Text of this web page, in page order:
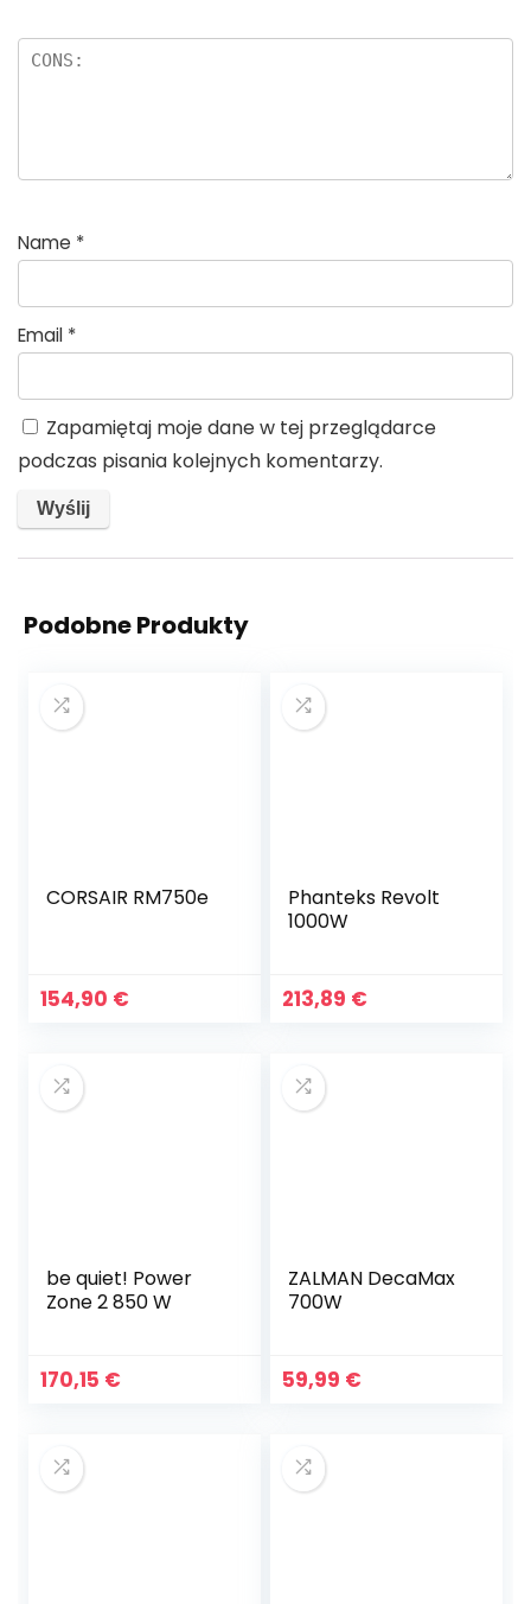
Name *
Email *
Zapamiętaj moje dane w tej przeglądarce
podczas pisania kolejnych komentarzy.
Podobne Produkty
CORSAIR RM750e
154,90 €
Phanteks Revolt
1000W
213,89 €
be quiet! Power
Zone 2 850 W
170,15 €
ZALMAN DecaMax
700W
59,99 €